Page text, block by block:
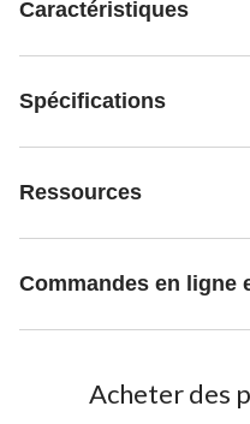
Caractéristiques
Spécifications
Ressources
Commandes en ligne
Acheter des